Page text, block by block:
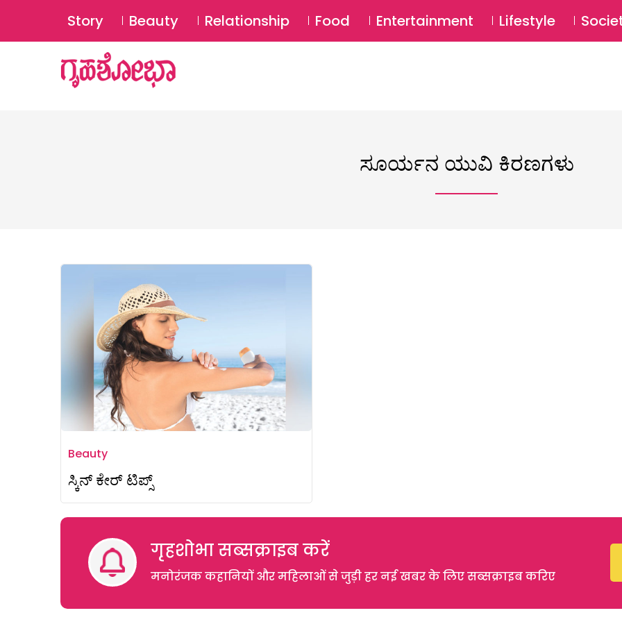
Story Beauty Relationship Food Entertainment Lifestyle
ಸೂರ್ಯನ ಯುವಿ ಕಿರಣಗಳು
Beauty
ಸ್ಕಿನ್‌ ಕೇರ್‌ ಟಿಪ್ಸ್
गृहशोभा सब्सक्राइब करें
मनोरंजक कहानियों और महिलाओं से जुड़ी हर नई खबर के लिए सब्सक्राइब करिए